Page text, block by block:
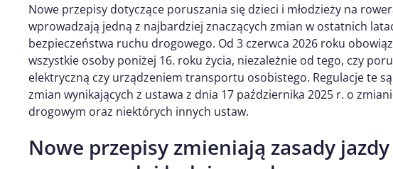
Nowe przepisy dotyczące poruszania się dzieci i młodzieży na
wprowadzają jedną z najbardziej znaczących zmian w ostatnich
bezpieczeństwa ruchu drogowego. Od 3 czerwca 2026 roku
wszystkie osoby poniżej 16. roku życia, niezależnie od tego, czy
elektryczną czy urządzeniem transportu osobistego. Regulacje te
zmian wynikających z ustawa z dnia 17 października 2025 r. o
drogowym oraz niektórych innych ustaw.
Nowe przepisy zmieniają zasady